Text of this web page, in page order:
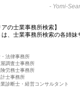
- Yomi-
アの士業事務所検索】
、士業事務所検索の各姉
法律事務所
調査士事務所
労務士事務所
士事務所
診断士・経営コンサルタント